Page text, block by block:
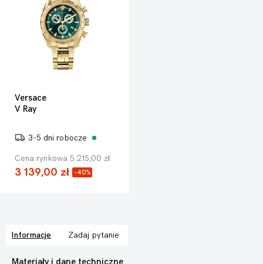
Versace
V Ray
3-5 dni robocze
Cena rynkowa 5 215,00 zł
3 139,00 zł -40%
Informacje Zadaj pytanie